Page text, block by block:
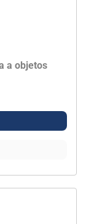
a objetos